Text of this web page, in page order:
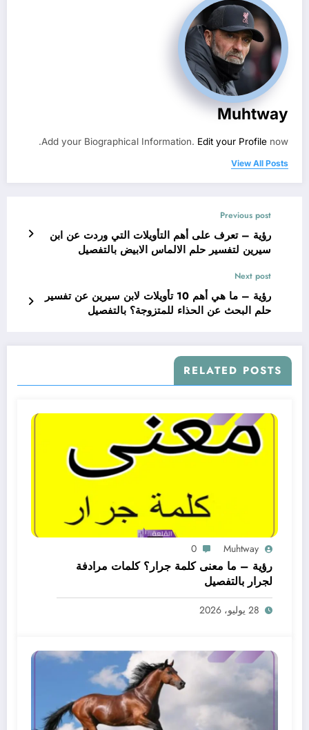
Muhtway
Add your Biographical Information. Edit your Profile now.
View All Posts
Previous post
رؤية – تعرف على أهم التأويلات التي وردت عن ابن
سيرين لتفسير حلم الالماس الابيض بالتفصيل
Next post
رؤية – ما هي أهم 10 تأويلات لابن سيرين عن تفسير
حلم البحث عن الحذاء للمتزوجة؟ بالتفصيل
RELATED POSTS
Muhtway
0
رؤية – ما معنى كلمة جرار؟ كلمات مرادفة
لجرار بالتفصيل
28 يوليو، 2026